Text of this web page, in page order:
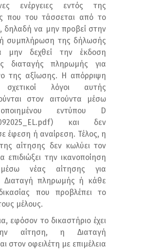
ενέργειες εντός της
που του τάσσεται από το
δηλαδή να μην προβεί στην
συμπλήρωση της δήλωσής
δεχθεί την έκδοση
διαταγής πληρωμής για
της αξίωσης. Η απόρριψη
λόγοι αυτής
στον αιτούντα μέσω
εντύπου D
και δεν
έφεση ή αναίρεση. Τέλος, η
αίτησης δεν κωλύει τον
επιδιώξει την ικανοποίηση
νέας αίτησης για
Διαταγή πληρωμής ή κάθε
που προβλέπει το
μέλους.
εφόσον το δικαστήριο έχει
αίτηση, η Διαταγή
στον οφειλέτη με επιμέλεια